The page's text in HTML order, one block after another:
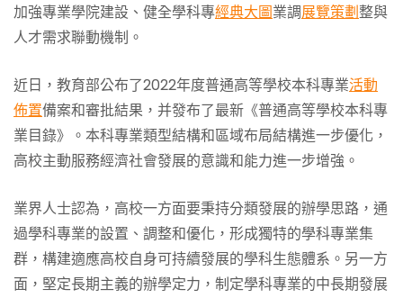
加強專業學院建設、健全學科專經典大圖業調展覽策劃整與
人才需求聯動機制。
近日，教育部公布了2022年度普通高等學校本科專業活動
佈置備案和審批結果，并發布了最新《普通高等學校本科專
業目錄》。本科專業類型結構和區域布局結構進一步優化，
高校主動服務經濟社會發展的意識和能力進一步增強。
業界人士認為，高校一方面要秉持分類發展的辦學思路，通
過學科專業的設置、調整和優化，形成獨特的學科專業集
群，構建適應高校自身可持續發展的學科生態體系。另一方
面，堅定長期主義的辦學定力，制定學科專業的中長期發展